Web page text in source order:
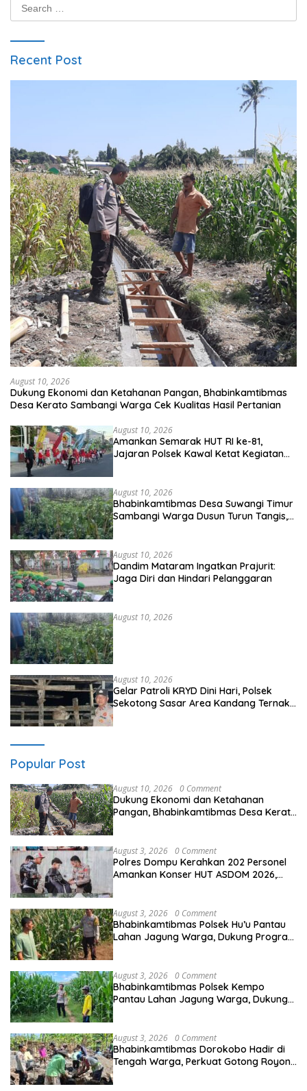
Recent Post
August 10, 2026
Dukung Ekonomi dan Ketahanan Pangan, Bhabinkamtibmas
Desa Kerato Sambangi Warga Cek Kualitas Hasil Pertanian
August 10, 2026
Amankan Semarak HUT RI ke-81,
Jajaran Polsek Kawal Ketat Kegiatan
August 10, 2026
Bhabinkamtibmas Desa Suwangi Timur
Sambangi Warga Dusun Turun Tangis,
August 10, 2026
Dandim Mataram Ingatkan Prajurit:
Jaga Diri dan Hindari Pelanggaran
August 10, 2026
August 10, 2026
Gelar Patroli KRYD Dini Hari, Polsek
Sekotong Sasar Area Kandang Ternak
Popular Post
August 10, 2026 0 Comment
Dukung Ekonomi dan Ketahanan
Pangan, Bhabinkamtibmas Desa Kerato
August 3, 2026 0 Comment
Polres Dompu Kerahkan 202 Personel
Amankan Konser HUT ASDOM 2026,
August 3, 2026 0 Comment
Bhabinkamtibmas Polsek Hu’u Pantau
Lahan Jagung Warga, Dukung Program
August 3, 2026 0 Comment
Bhabinkamtibmas Polsek Kempo
Pantau Lahan Jagung Warga, Dukung
August 3, 2026 0 Comment
Bhabinkamtibmas Dorokobo Hadir di
Tengah Warga, Perkuat Gotong Royong